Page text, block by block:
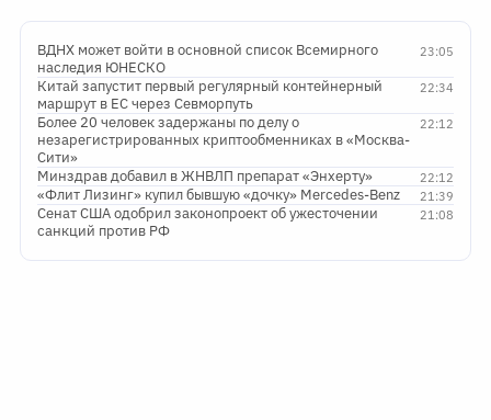
23:05
ВДНХ может войти в основной список Всемирного
наследия ЮНЕСКО
22:34
Китай запустит первый регулярный контейнерный
маршрут в ЕС через Севморпуть
22:12
Более 20 человек задержаны по делу о
незарегистрированных криптообменниках в «Москва-
Сити»
22:12
Минздрав добавил в ЖНВЛП препарат «Энхерту»
21:39
«Флит Лизинг» купил бывшую «дочку» Mercedes-Benz
21:08
Сенат США одобрил законопроект об ужесточении
санкций против РФ